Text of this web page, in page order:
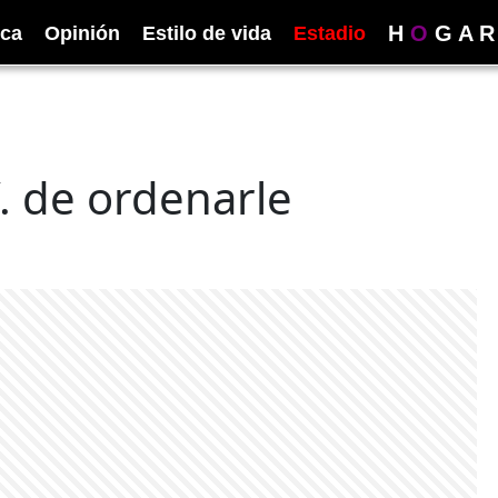
Opinión Estilo de vida Estadio H O G A R
de ordenarle